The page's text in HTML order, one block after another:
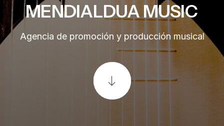
MENDIALDUAMUSIC
Agencia de promoción y producción musical